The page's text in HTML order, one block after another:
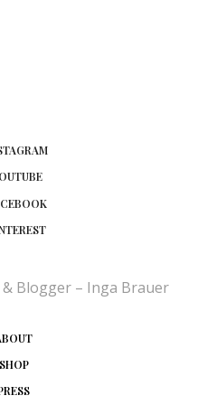
UHR
ist einfach wunderschön, liebe
SHOP